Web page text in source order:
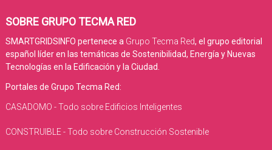
SOBRE GRUPO TECMA RED
SMARTGRIDSINFO pertenece a Grupo Tecma Red, el grupo editorial
español líder en las temáticas de Sostenibilidad, Energía y Nuevas
Tecnologías en la Edificación y la Ciudad.
Portales de Grupo Tecma Red:
CASADOMO - Todo sobre Edificios Inteligentes
CONSTRUIBLE - Todo sobre Construcción Sostenible